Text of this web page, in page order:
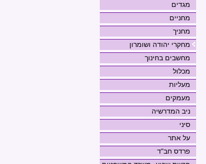
מגדים
מחניים
מחניך
מחקרי יהודה ושומרון
מחשבים בחינוך
מכלול
מעליות
מעמקים
ניב המדרשיה
סיני
על אתר
פרדס חב"ד